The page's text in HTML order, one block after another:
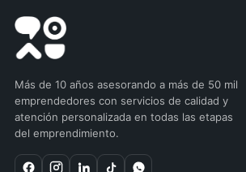
Más de 10 años asesorando a más de 50 mil
emprendedores con servicios de calidad y
atención personalizada en todas las etapas
del emprendimiento.